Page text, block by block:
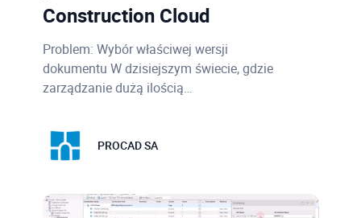
Construction Cloud
Problem: Wybór właściwej wersji
dokumentu W dzisiejszym świecie, gdzie
zarządzanie dużą ilością…
PROCAD SA